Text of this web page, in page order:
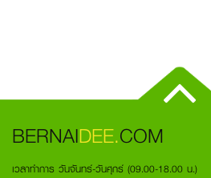
BERNAIDEE.COM
เวลาทำการ วันจันทร์-วันศุกร์ (09.00-18.00 น.)